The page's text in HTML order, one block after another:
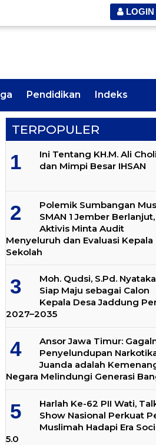
LOGIN
Pendidikan Indeks
TERPOPULER
Ini Tentang KH.M. Ali
dan Mimpi Besar IHSAN
Polemik Sumbangan
SMAN 1 Jember Berlanjut,
Aktivis Minta Audit
Menyeluruh dan Evaluasi Kepala
Sekolah
Moh. Qudsi, S.Pd.
Siap Maju sebagai Calon
Kepala Desa Jaddung
2027–2035
Ansor Jawa Timur:
Penyelundupan
Juanda adalah
Negara Melindungi Generasi
Harlah Ke-62 PII Wati,
Show Nasional Perkuat
Muslimah Hadapi Era
5.0